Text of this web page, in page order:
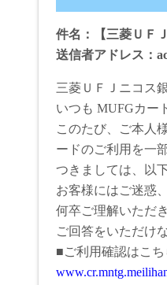
件名：【三菱ＵＦ
送信者アドレス：
三菱ＵＦＪニコス
いつも MUFGカー
このたび、ご本人
ードのご利用を一
つきましては、以
お客様にはご迷惑
何卒ご理解いただ
ご回答をいただけ
■ご利用確認はこち